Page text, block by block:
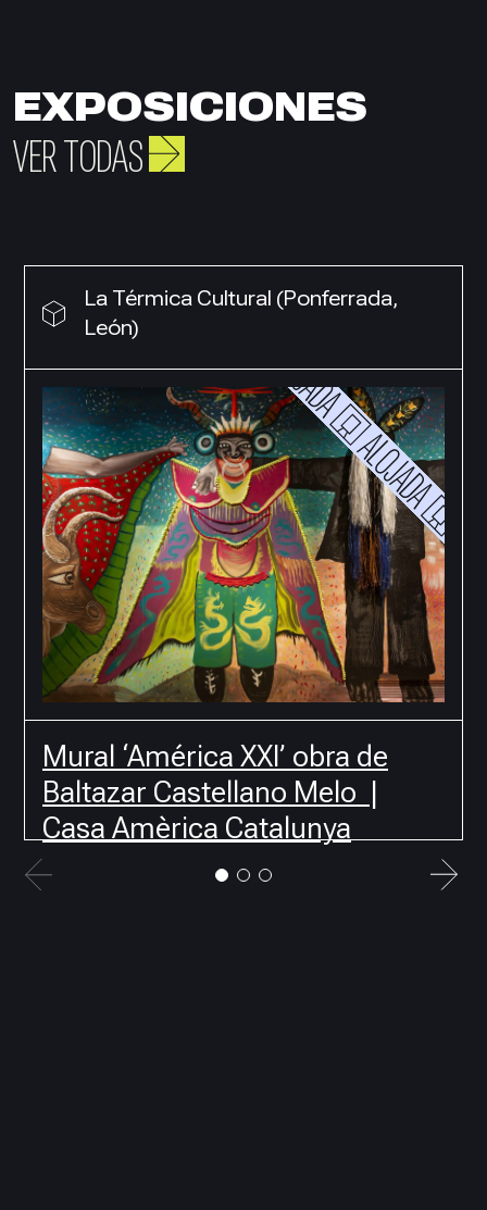
EXPOSICIONES
VER TODAS
La Térmica Cultural (Ponferrada,
León)
Mural ‘América XXI’ obra de
Baltazar Castellano Melo |
Casa Amèrica Catalunya